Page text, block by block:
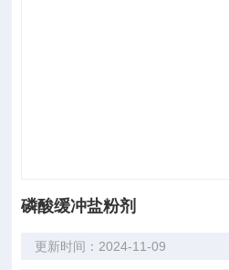
磷酸缓冲盐粉剂
更新时间：2024-11-09